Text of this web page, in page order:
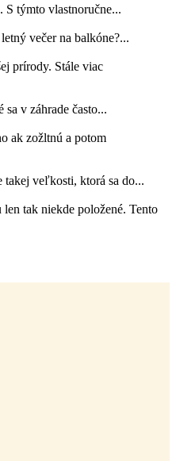
týmto vlastnoručne...
večer na balkóne?...
prírody. Stále viac
v záhrade často...
ak zožltnú a potom
veľkosti, ktorá sa do...
tak niekde položené. Tento